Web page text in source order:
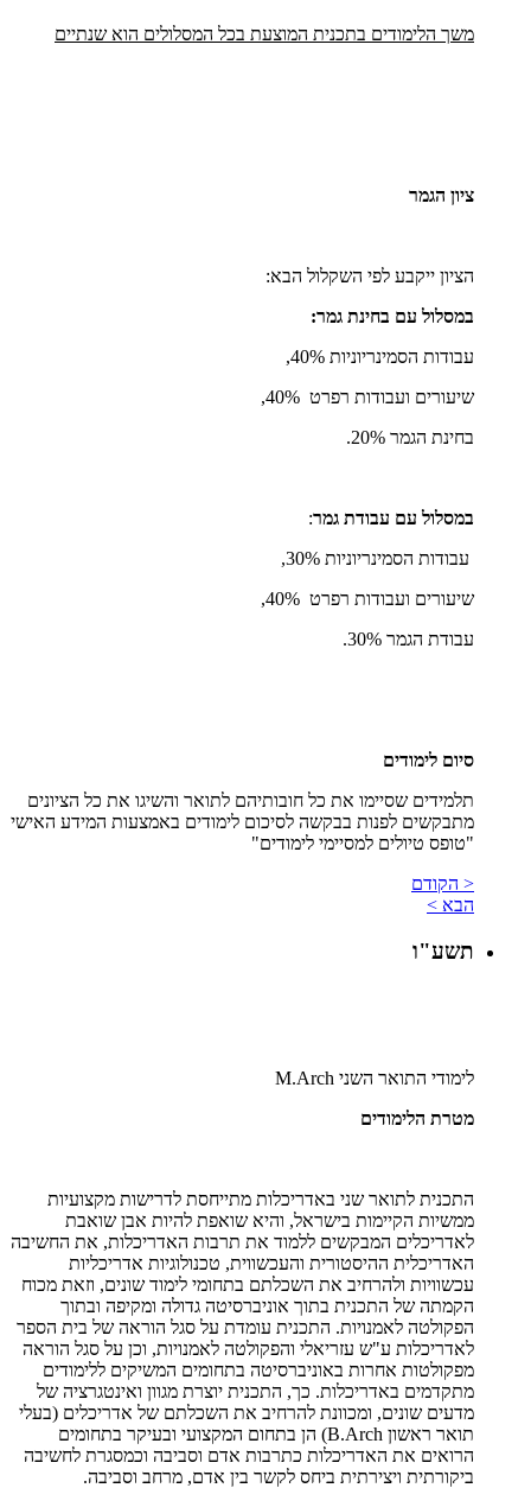
משך הלימודים בתכנית המוצעת בכל המסלולים הוא שנתיים
ציון הגמר
הציון ייקבע לפי השקלול הבא:
במסלול עם בחינת גמר:
עבודות הסמינריוניות 40%,
שיעורים ועבודות רפרט 40%,
בחינת הגמר 20%.
במסלול עם עבודת גמר:
עבודות הסמינריוניות 30%,
שיעורים ועבודות רפרט 40%,
עבודת הגמר 30%.
סיום לימודים
תלמידים שסיימו את כל חובותיהם לתואר והשיגו את כל הציונים
מתבקשים לפנות בבקשה לסיכום לימודים באמצעות המידע האישי
"טופס טיולים למסיימי לימודים"
< הקודם
הבא >
תשע"ו
לימודי התואר השני M.Arch
מטרת הלימודים
התכנית לתואר שני באדריכלות מתייחסת לדרישות מקצועיות
ממשיות הקיימות בישראל, והיא שואפת להיות אבן שואבת
לאדריכלים המבקשים ללמוד את תרבות האדריכלות, את החשיבה
האדריכלית ההיסטורית והעכשווית, טכנולוגיות אדריכליות
עכשוויות ולהרחיב את השכלתם בתחומי לימוד שונים, וזאת מכוח
הקמתה של התכנית בתוך אוניברסיטה גדולה ומקיפה ובתוך
הפקולטה לאמנויות. התכנית עומדת על סגל הוראה של בית הספר
לאדריכלות ע"ש עזריאלי והפקולטה לאמנויות, וכן על סגל הוראה
מפקולטות אחרות באוניברסיטה בתחומים המשיקים ללימודים
מתקדמים באדריכלות. כך, התכנית יוצרת מגוון ואינטגרציה של
מדעים שונים, ומכוונת להרחיב את השכלתם של אדריכלים (בעלי
תואר ראשון B.Arch) הן בתחום המקצועי ובעיקר בתחומים
הרואים את האדריכלות כתרבות אדם וסביבה וכמסגרת לחשיבה
ביקורתית ויצירתית ביחס לקשר בין אדם, מרחב וסביבה.